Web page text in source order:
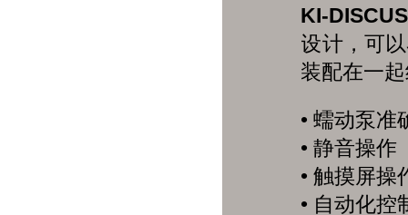
KI-
设计，可
装配在一
•蠕动泵准
• 静音操作
•触摸屏操
• 自动化控